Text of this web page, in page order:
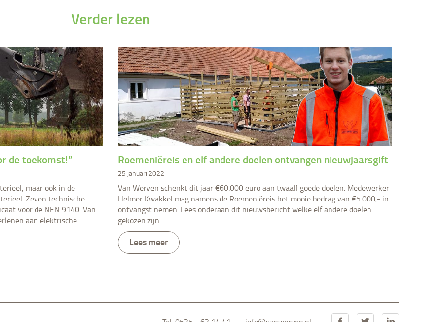
Verder lezen
de toekomst!”
maar ook in de
Zeven technische
voor de NEN 9140. Van
aan elektrische
​Roemeniëreis en elf andere doelen ontvangen nieuwjaarsgift
25 januari 2022
Van Werven schenkt dit jaar €60.000 euro aan twaalf goede doelen. Medewerker
Helmer Kwakkel mag namens de Roemeniëreis het mooie bedrag van €5.000,- in
ontvangst nemen. Lees onderaan dit nieuwsbericht welke elf andere doelen
gekozen zijn.
Lees meer